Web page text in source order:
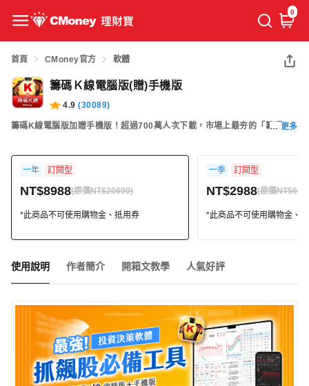
0
首頁 CMoney官方 軟體
籌碼Ｋ線電腦版(贈)手機版
4.9 (30089)
更多
籌碼K線電腦版加贈手機版！超過700萬人次下載，市場上最夯的「籌碼K
籌碼、三大法人布局。簡單、好用，包含多種籌碼選股功能、分析贏家大
戶，主力進出無所遁形！馬上開啟即可免費使用！
一年 訂閱型
NT$8988(原價NT$20690)
*此商品不可使用購物金、抵用券
一季 訂閱型
NT$2988(原價
*此商品不可使用購物金、
使用說明 作者簡介 開箱文教學 人氣好評